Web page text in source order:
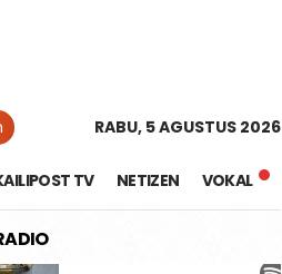
RABU, 5 AGUSTUS 2026
TV NETIZEN VOKAL